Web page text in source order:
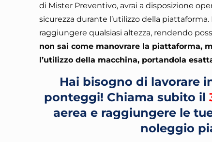
di Mister Preventivo, avrai a disposizione
sicurezza durante l’utilizzo della piattaforma.
raggiungere qualsiasi altezza, rendendo
non sai come manovrare la piattaforma,
l’utilizzo della macchina, portandola
Hai bisogno di lavorare
ponteggi! Chiama subito il
aerea e raggiungere le
noleggio